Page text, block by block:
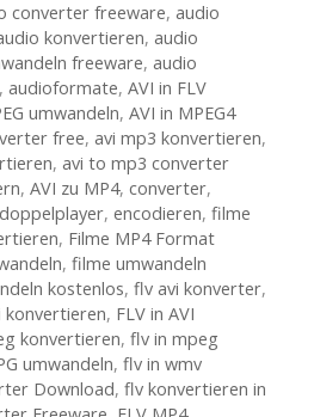
converter freeware, audio
konvertieren, audio
freeware, audio
, audioformate, AVI in FLV
umwandeln, AVI in MPEG4
free, avi mp3 konvertieren,
, avi to mp3 converter
, AVI zu MP4, converter,
doppelplayer, encodieren, filme
, Filme MP4 Format
, filme umwandeln
kostenlos, flv avi konverter,
konvertieren, FLV in AVI
konvertieren, flv in mpeg
umwandeln, flv in wmv
Download, flv konvertieren in